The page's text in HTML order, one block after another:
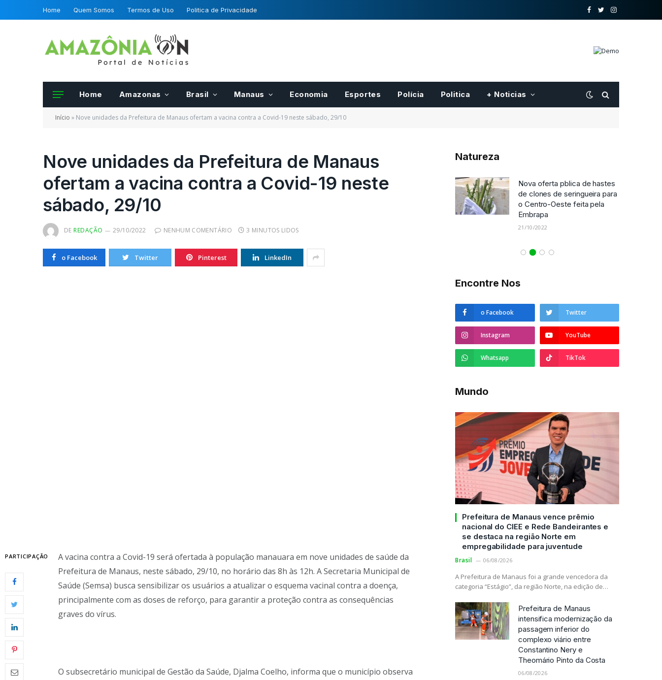
Home Quem Somos Termos de Uso Politica de Privacidade
o
TwitterInstagram
Home Amazonas Brasil Manaus Economia Esportes Polícia Politica + Noticias
Início » Nove unidades da Prefeitura de Manaus ofertam a vacina contra a Covid-19 neste sábado, 29/10
Nove unidades da Prefeitura de Manaus
ofertam a vacina contra a Covid-19 neste
sábado, 29/10
DE REDAÇÃO 29/10/2022 NENHUM COMENTÁRIO 3 MINUTOS LIDOS
o Facebook Twitter Pinterest LinkedIn
PARTICIPAÇÃO
A vacina contra a Covid-19 será ofertada à população manauara em nove unidades de saúde da
Prefeitura de Manaus, neste sábado, 29/10, no horário das 8h às 12h. A Secretaria Municipal de
Saúde (Semsa) busca sensibilizar os usuários a atualizar o esquema vacinal contra a doença,
principalmente com as doses de reforço, para garantir a proteção contra as consequências
graves do vírus.
O subsecretário municipal de Gestão da Saúde, Djalma Coelho, informa que o município observa
Natureza
Frutas e hortalias para pases
certificadas por fiscais do
Mapa
20/10/2022
Registro Nacional de
Nova oferta pblica de hastes
de clones de seringueira para
o Centro-Oeste feita pela
Embrapa
21/10/2022
Encontre Nos
o Facebook Twitter
Instagram YouTube
Whatsapp TikTok
Mundo
Prefeitura de Manaus vence prêmio
nacional do CIEE e Rede Bandeirantes e
se destaca na região Norte em
empregabilidade para juventude
Brasil 06/08/2026
A Prefeitura de Manaus foi a grande vencedora da
categoria “Estágio”, da região Norte, na edição de…
Prefeitura de Manaus
intensifica modernização da
passagem inferior do
complexo viário entre
Constantino Nery e
Theomário Pinto da Costa
06/08/2026